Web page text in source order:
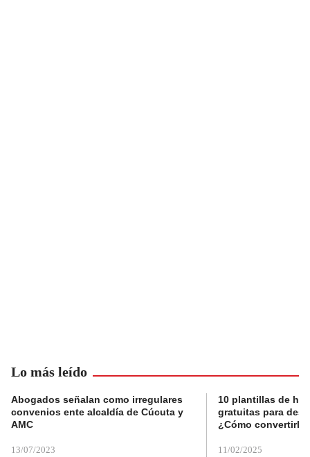
Lo más leído
Abogados señalan como irregulares
convenios ente alcaldía de Cúcuta y
AMC
13/07/2023
10 plantillas de
gratuitas para
¿Cómo convertirla
11/02/2025